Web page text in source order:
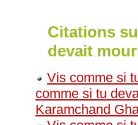
Citations
devait
Vis comme si
comme si tu
Karamchand